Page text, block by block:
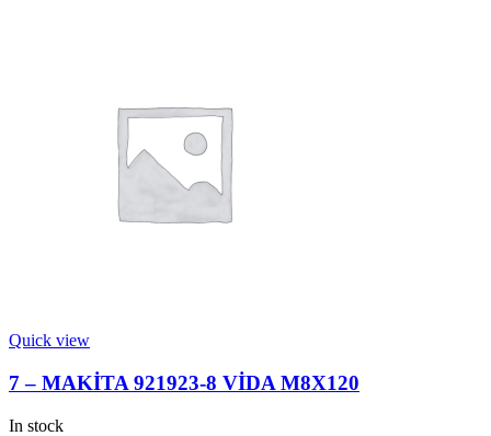
Quick view
7 – MAKİTA 921923-8 VİDA M8X120
In stock